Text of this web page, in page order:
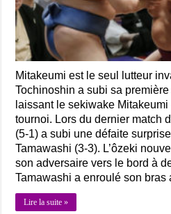
Mitakeumi est le seul lutteur
Tochinoshin a subi sa première
laissant le sekiwake
tournoi. Lors du dernier match
(5-1) a subi une défaite
Tamawashi (3-3). L’ôzeki
son adversaire vers le bord à
Tamawashi a enroulé son
Lire la suite »